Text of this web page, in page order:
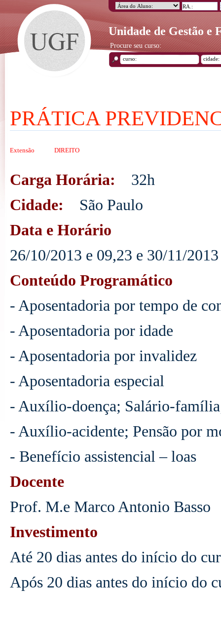
Unidade de Gestão e
Procure seu curso:
PRÁTICA
Extensão DIREITO
Carga Horária: 32h
Cidade: São Paulo
Data e Horário
26/10/2013 e 09,23 e 30/11/
Conteúdo Programático
- Aposentadoria por tempo de
- Aposentadoria por idade
- Aposentadoria por invalidez
- Aposentadoria especial
- Auxílio-doença; Salário-
- Auxílio-acidente; Pensão por
- Benefício assistencial – loas
Docente
Prof. M.e Marco Antonio Basso
Investimento
Até 20 dias antes do início do
Após 20 dias antes do início do